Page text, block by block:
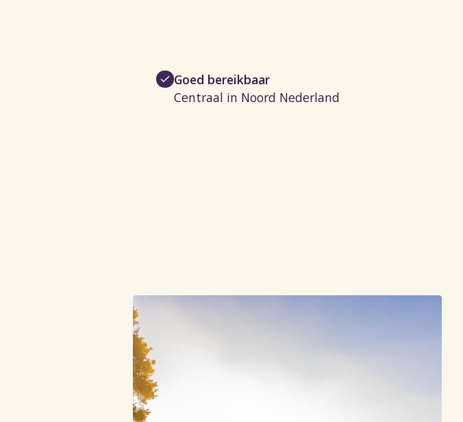
Goed bereikbaar
Centraal in Noord Nederland